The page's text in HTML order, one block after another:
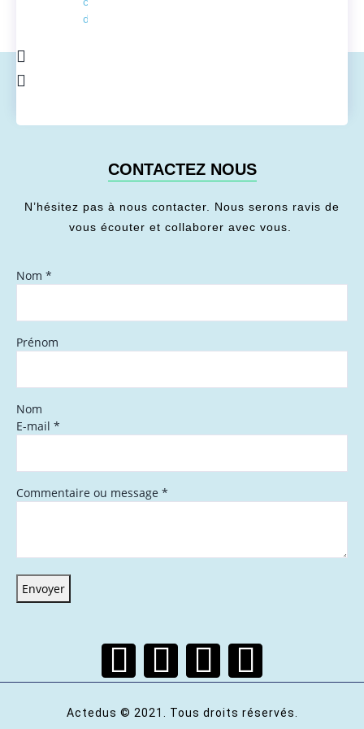
de l'énergie
CONTACTEZ NOUS
N’hésitez pas à nous contacter. Nous serons ravis de
vous écouter et collaborer avec vous.
Nom *
Prénom
Nom
E-mail *
Commentaire ou message *
Envoyer
Actedus © 2021. Tous droits réservés.